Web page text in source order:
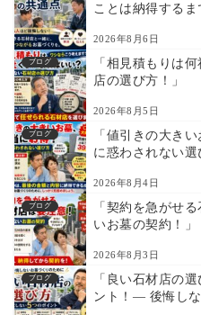
ことは納得するま
2026年8月6日
ブログ
「相見積もりは
店の選び方！」
2026年8月5日
ブログ
「値引きの大き
に惑わされない選
2026年8月4日
ブログ
「契約を急がせ
いお墓の契約！」
2026年8月3日
ブログ
「良い石材店の
ント！― 後悔し